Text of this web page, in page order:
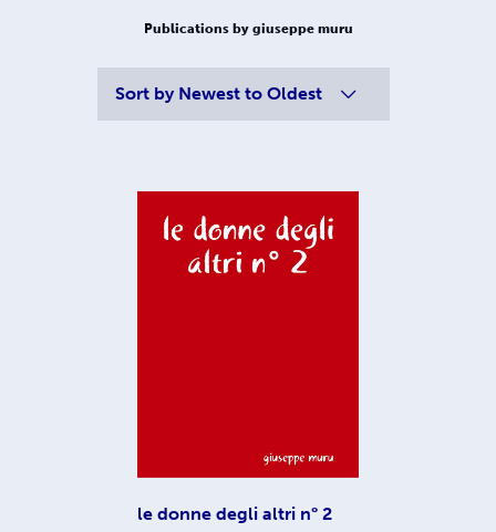
Publications by giuseppe muru
Sort by Newest to Oldest
le donne degli altri n° 2